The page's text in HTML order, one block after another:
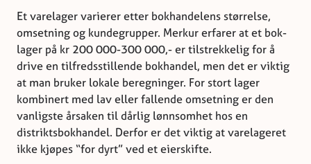
Et varelager varierer etter bokhandelens størrelse,
omsetning og kundegrupper. Merkur erfarer at et bok-
lager på kr 200 000-300 000,- er tilstrekkelig for å
drive en tilfredsstillende bokhandel, men det er viktig
at man bruker lokale beregninger. For stort lager
kombinert med lav eller fallende omsetning er den
vanligste årsaken til dårlig lønnsomhet hos en
distriktsbokhandel. Derfor er det viktig at varelageret
ikke kjøpes “for dyrt” ved et eierskifte.